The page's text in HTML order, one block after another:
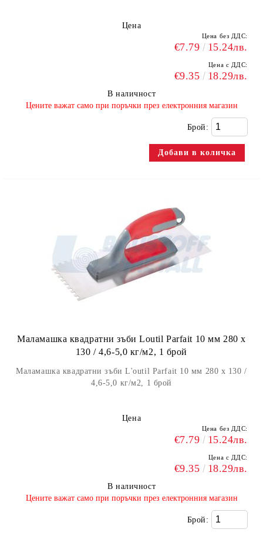
Цена
Цена без ДДС:
€7.79 15.24лв.
Цена с ДДС:
€9.35 18.29лв.
В наличност
​Цените важат само при поръчки през електронния магазин
Брой:
Маламашка квадратни зъби Loutil Parfait 10 мм 280 х
130 / 4,6-5,0 кг/м2, 1 брой
Маламашка квадратни зъби L'outil Parfait 10 мм 280 х 130 /
4,6-5,0 кг/м2, 1 брой
Цена
Цена без ДДС:
€7.79 15.24лв.
Цена с ДДС:
€9.35 18.29лв.
В наличност
​Цените важат само при поръчки през електронния магазин
Брой: